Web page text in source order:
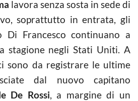
lavora senza sosta in sede di
soprattutto in entrata, gli
Di Francesco continuano a
stagione negli Stati Uniti. A
sono da registrare le ultime
dal nuovo capitano
De Rossi, a margine di un